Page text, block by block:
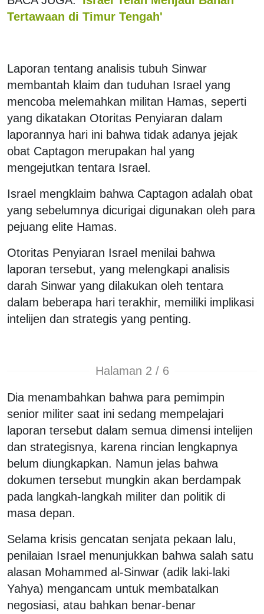
Tertawaan di Timur Tengah'
Laporan tentang analisis tubuh Sinwar
membantah klaim dan tuduhan Israel yang
mencoba melemahkan militan Hamas, seperti
yang dikatakan Otoritas Penyiaran dalam
laporannya hari ini bahwa tidak adanya jejak
obat Captagon merupakan hal yang
mengejutkan tentara Israel.
Israel mengklaim bahwa Captagon adalah obat
yang sebelumnya dicurigai digunakan oleh para
pejuang elite Hamas.
Otoritas Penyiaran Israel menilai bahwa
laporan tersebut, yang melengkapi analisis
darah Sinwar yang dilakukan oleh tentara
dalam beberapa hari terakhir, memiliki implikasi
intelijen dan strategis yang penting.
Halaman 2 / 6
Dia menambahkan bahwa para pemimpin
senior militer saat ini sedang mempelajari
laporan tersebut dalam semua dimensi intelijen
dan strategisnya, karena rincian lengkapnya
belum diungkapkan. Namun jelas bahwa
dokumen tersebut mungkin akan berdampak
pada langkah-langkah militer dan politik di
masa depan.
Selama krisis gencatan senjata pekaan lalu,
penilaian Israel menunjukkan bahwa salah satu
alasan Mohammed al-Sinwar (adik laki-laki
Yahya) mengancam untuk membatalkan
negosiasi, atau bahkan benar-benar